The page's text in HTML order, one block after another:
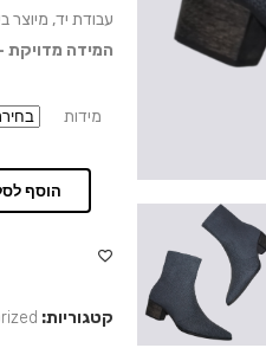
עבודת יד, מיוצר
המידה מדויקת
מידות
הוסף
קטגוריות: